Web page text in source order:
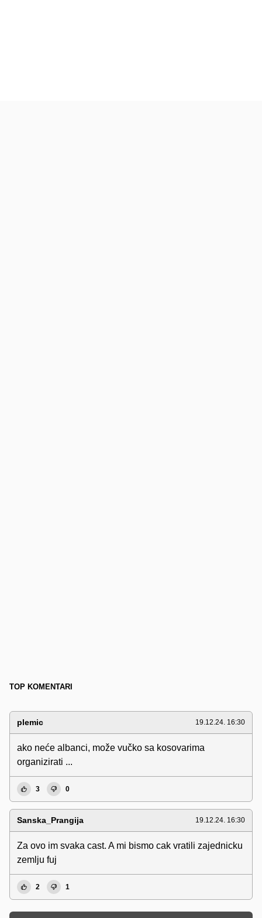
TOP KOMENTARI
plemic 19.12.24. 16:30
ako neće albanci, može vučko sa kosovarima
organizirati ...
3 0
Sanska_Prangija 19.12.24. 16:30
Za ovo im svaka cast. A mi bismo cak vratili zajednicku
zemlju fuj
2 1